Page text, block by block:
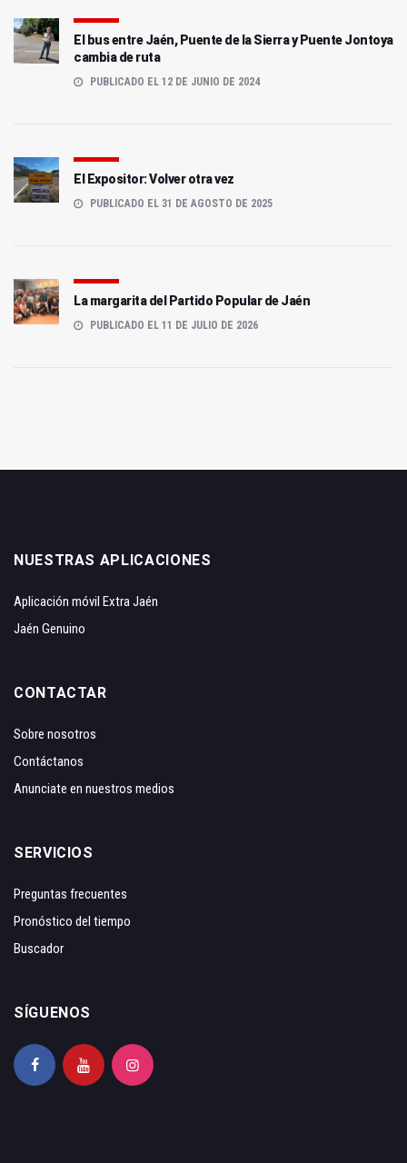
El bus entre Jaén, Puente de la Sierra y Puente Jontoya
cambia de ruta
PUBLICADO EL 12 DE JUNIO DE 2024
El Expositor: Volver otra vez
PUBLICADO EL 31 DE AGOSTO DE 2025
La margarita del Partido Popular de Jaén
PUBLICADO EL 11 DE JULIO DE 2026
NUESTRAS APLICACIONES
Aplicación móvil Extra Jaén
Jaén Genuino
CONTACTAR
Sobre nosotros
Contáctanos
Anunciate en nuestros medios
SERVICIOS
Preguntas frecuentes
Pronóstico del tiempo
Buscador
SÍGUENOS